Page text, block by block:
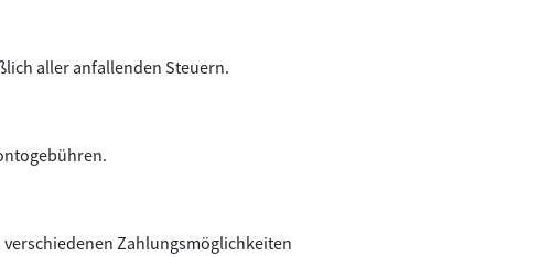
aller anfallenden Steuern.
Zahlungsmöglichkeiten